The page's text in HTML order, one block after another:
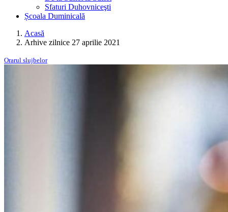
Sfaturi Duhovniceşti
Școala Duminicală
Acasă
Arhive zilnice 27 aprilie 2021
Orarul slujbelor